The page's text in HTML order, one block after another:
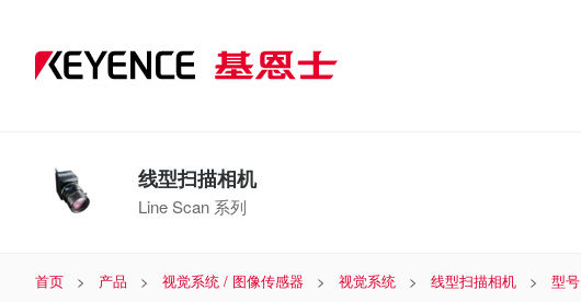
线型扫描相机
Line Scan 系列
首页 产品 视觉系统 / 图像传感器 视觉系统 线型扫描相机 型号